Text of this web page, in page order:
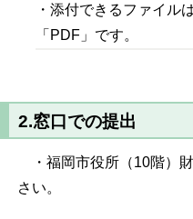
・添付できるファイル
「PDF」です。
2.窓口での提出
・福岡市役所（10階）
さい。